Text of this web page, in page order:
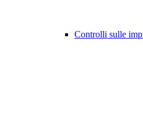
Controlli sulle